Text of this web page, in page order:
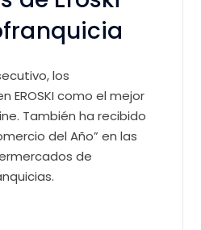
los
EROSKI como el mejor
También ha recibido
del Año” en las
de